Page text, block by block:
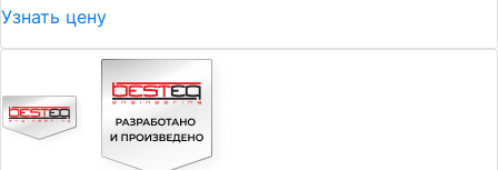
Узнать цену